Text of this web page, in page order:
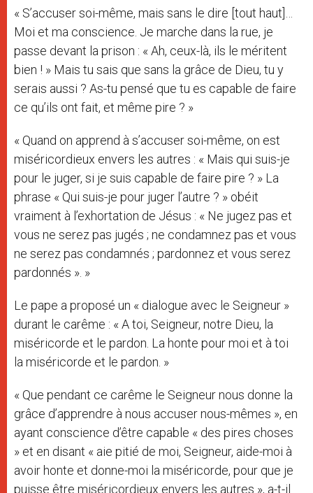
« S’accuser soi-même, mais sans le dire [tout haut]…
Moi et ma conscience. Je marche dans la rue, je
passe devant la prison : « Ah, ceux-là, ils le méritent
bien ! » Mais tu sais que sans la grâce de Dieu, tu y
serais aussi ? As-tu pensé que tu es capable de faire
ce qu’ils ont fait, et même pire ? »
« Quand on apprend à s’accuser soi-même, on est
miséricordieux envers les autres : « Mais qui suis-je
pour le juger, si je suis capable de faire pire ? » La
phrase « Qui suis-je pour juger l’autre ? » obéit
vraiment à l’exhortation de Jésus : « Ne jugez pas et
vous ne serez pas jugés ; ne condamnez pas et vous
ne serez pas condamnés ; pardonnez et vous serez
pardonnés ». »
Le pape a proposé un « dialogue avec le Seigneur »
durant le carême : « A toi, Seigneur, notre Dieu, la
miséricorde et le pardon. La honte pour moi et à toi
la miséricorde et le pardon. »
« Que pendant ce carême le Seigneur nous donne la
grâce d’apprendre à nous accuser nous-mêmes », en
ayant conscience d’être capable « des pires choses
» et en disant « aie pitié de moi, Seigneur, aide-moi à
avoir honte et donne-moi la miséricorde, pour que je
puisse être miséricordieux envers les autres », a-t-il